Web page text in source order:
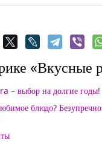
«Вкусные
– выбор на долгие годы!
блюдо?